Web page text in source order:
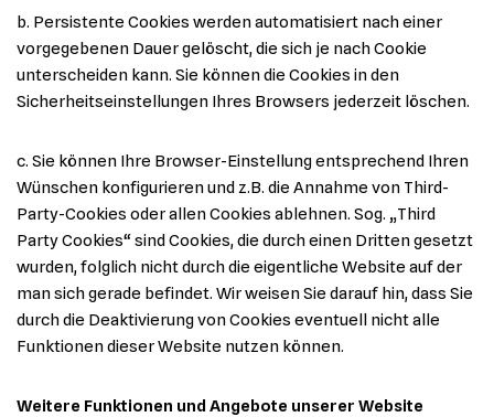
b. Persistente Cookies werden automatisiert nach einer
vorgegebenen Dauer gelöscht, die sich je nach Cookie
unterscheiden kann. Sie können die Cookies in den
Sicherheitseinstellungen Ihres Browsers jederzeit löschen.
c. Sie können Ihre Browser-Einstellung entsprechend Ihren
Wünschen konfigurieren und z.B. die Annahme von Third-
Party-Cookies oder allen Cookies ablehnen. Sog. „Third
Party Cookies“ sind Cookies, die durch einen Dritten gesetzt
wurden, folglich nicht durch die eigentliche Website auf der
man sich gerade befindet. Wir weisen Sie darauf hin, dass Sie
durch die Deaktivierung von Cookies eventuell nicht alle
Funktionen dieser Website nutzen können.
Weitere Funktionen und Angebote unserer Website